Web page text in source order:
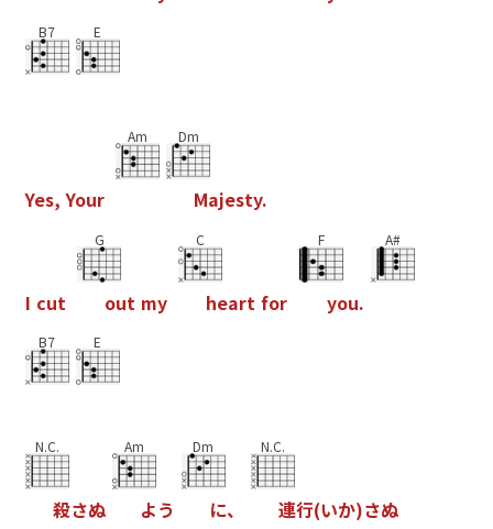
B7 E
Yes, Your
Am Dm
Majesty.
I cut
G
out my
C
heart for
F
you.
A#
B7 E
N.C.
殺さぬ
Am
よう
Dm
に、
N.C.
連行(いか)さぬ